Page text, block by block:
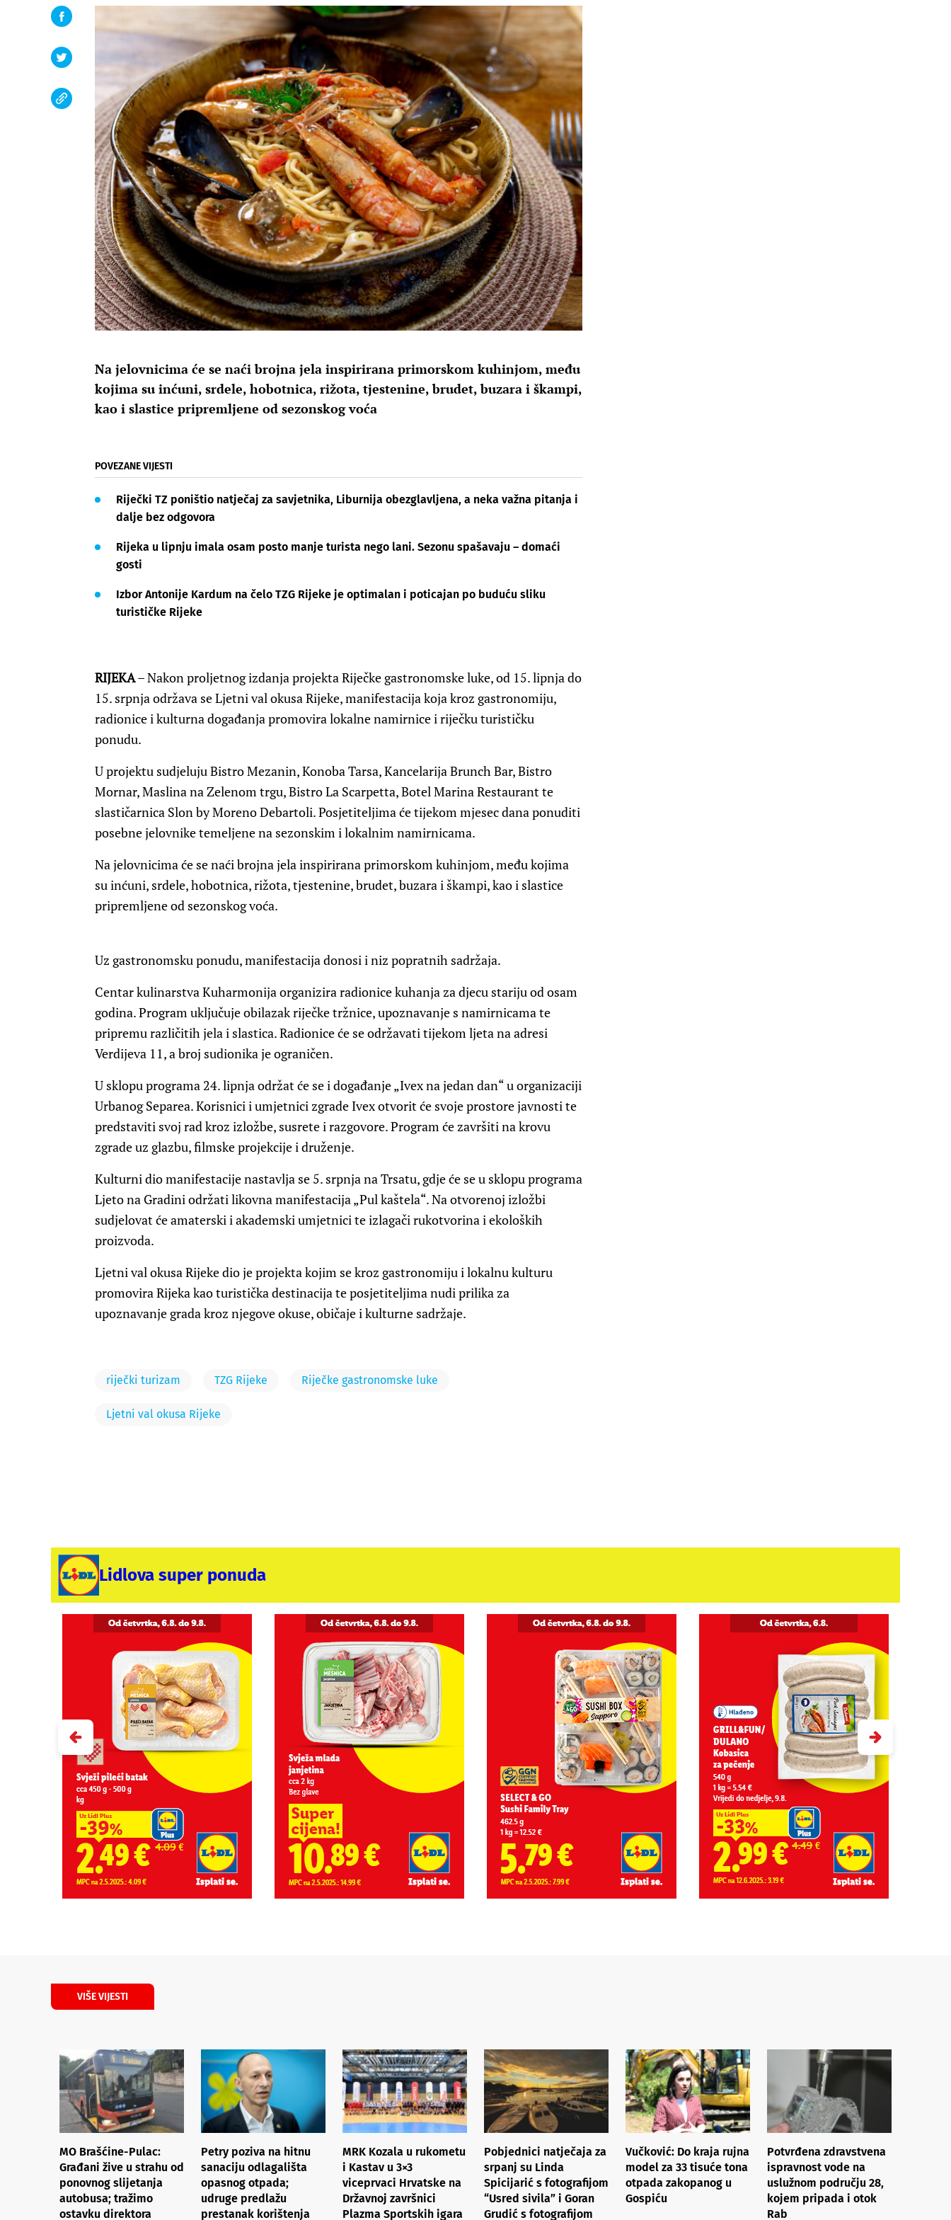
Na jelovnicima će se naći brojna jela inspirirana primorskom kuhinjom, među
kojima su inćuni, srdele, hobotnica, rižota, tjestenine, brudet, buzara i škampi,
kao i slastice pripremljene od sezonskog voća
POVEZANE VIJESTI
Riječki TZ poništio natječaj za savjetnika, Liburnija obezglavljena, a neka važna pitanja i
dalje bez odgovora
Rijeka u lipnju imala osam posto manje turista nego lani. Sezonu spašavaju – domaći
gosti
Izbor Antonije Kardum na čelo TZG Rijeke je optimalan i poticajan po buduću sliku
turističke Rijeke
RIJEKA– Nakon proljetnog izdanja projekta Riječke gastronomske luke, od 15. lipnja do
15. srpnja održava se Ljetni val okusa Rijeke, manifestacija koja kroz gastronomiju,
radionice i kulturna događanja promovira lokalne namirnice i riječku turističku
ponudu.
U projektu sudjeluju Bistro Mezanin, Konoba Tarsa, Kancelarija Brunch Bar, Bistro
Mornar, Maslina na Zelenom trgu, Bistro La Scarpetta, Botel Marina Restaurant te
slastičarnica Slon by Moreno Debartoli. Posjetiteljima će tijekom mjesec dana ponuditi
posebne jelovnike temeljene na sezonskim i lokalnim namirnicama.
Na jelovnicima će se naći brojna jela inspirirana primorskom kuhinjom, među kojima
su inćuni, srdele, hobotnica, rižota, tjestenine, brudet, buzara i škampi, kao i slastice
pripremljene od sezonskog voća.
Uz gastronomsku ponudu, manifestacija donosi i niz popratnih sadržaja.
Centar kulinarstva Kuharmonija organizira radionice kuhanja za djecu stariju od osam
godina. Program uključuje obilazak riječke tržnice, upoznavanje s namirnicama te
pripremu različitih jela i slastica. Radionice će se održavati tijekom ljeta na adresi
Verdijeva 11, a broj sudionika je ograničen.
U sklopu programa 24. lipnja održat će se i događanje „Ivex na jedan dan“ u organizaciji
Urbanog Separea. Korisnici i umjetnici zgrade Ivex otvorit će svoje prostore javnosti te
predstaviti svoj rad kroz izložbe, susrete i razgovore. Program će završiti na krovu
zgrade uz glazbu, filmske projekcije i druženje.
Kulturni dio manifestacije nastavlja se 5. srpnja na Trsatu, gdje će se u sklopu programa
Ljeto na Gradini održati likovna manifestacija „Pul kaštela“. Na otvorenoj izložbi
sudjelovat će amaterski i akademski umjetnici te izlagači rukotvorina i ekoloških
proizvoda.
Ljetni val okusa Rijeke dio je projekta kojim se kroz gastronomiju i lokalnu kulturu
promovira Rijeka kao turistička destinacija te posjetiteljima nudi prilika za
upoznavanje grada kroz njegove okuse, običaje i kulturne sadržaje.
riječki turizam TZG Rijeke Riječke gastronomske luke
Ljetni val okusa Rijeke
Lidlova super ponuda
VIŠE VIJESTI
MO Brašćine-Pulac:
Građani žive u strahu od
ponovnog slijetanja
autobusa; tražimo
ostavku direktora
Petry poziva na hitnu
sanaciju odlagališta
opasnog otpada;
udruge predlažu
prestanak korištenja
MRK Kozala u rukometu
i Kastav u 3×3
viceprvaci Hrvatske na
Državnoj završnici
Plazma Sportskih igara
Pobjednici natječaja za
srpanj su Linda
Spicijarić s fotografijom
“Usred sivila” i Goran
Grudić s fotografijom
Vučković: Do kraja rujna
model za 33 tisuće tona
otpada zakopanog u
Gospiću
Potvrđena zdravstvena
ispravnost vode na
uslužnom području 28,
kojem pripada i otok
Rab